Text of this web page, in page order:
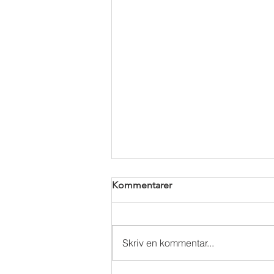
SÆSONSTART UDE 2023
Kommentarer
Skriv en kommentar...